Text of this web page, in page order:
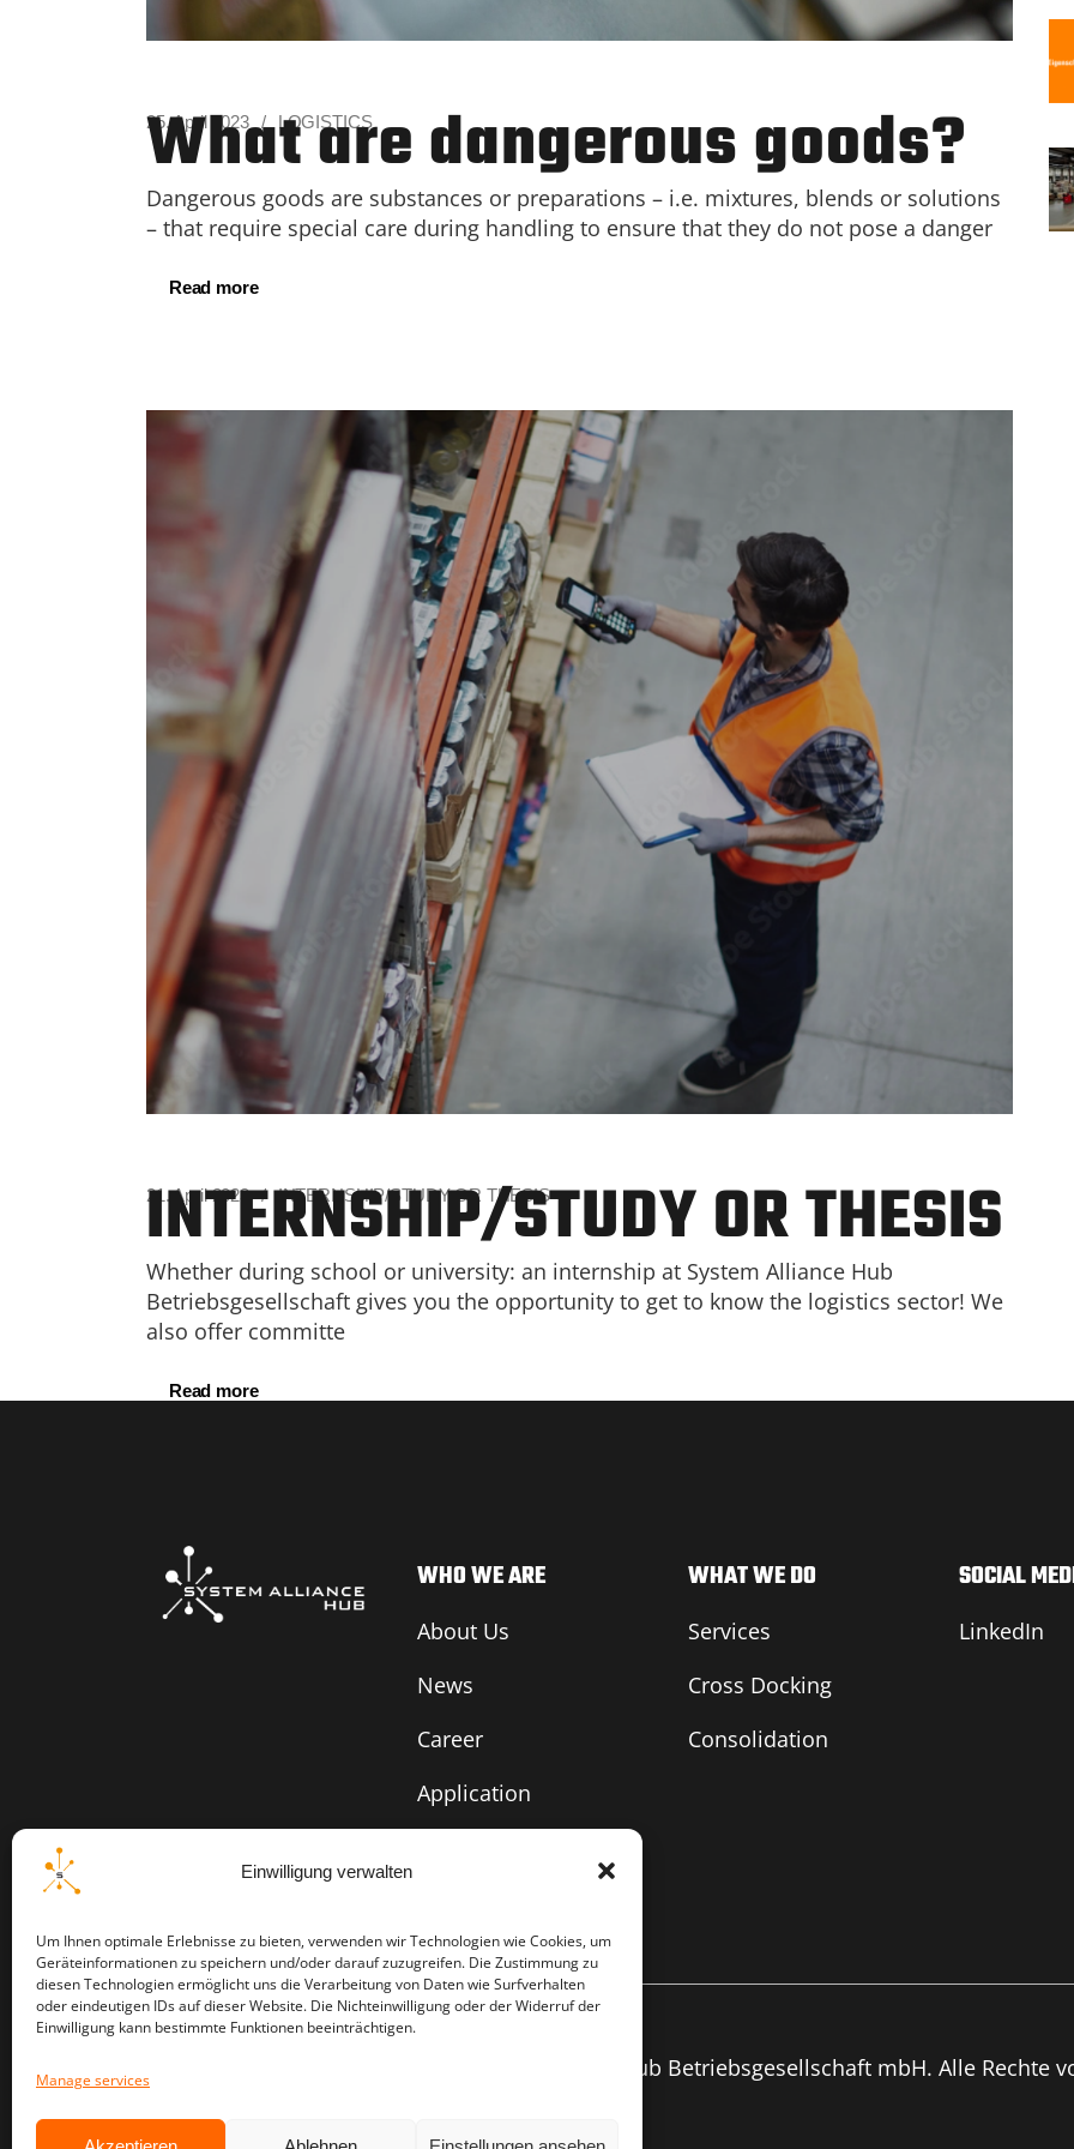
Einwilligung verwalten
Um Ihnen optimale Erlebnisse zu bieten, verwenden wir Technologien wie Cookies, um
Geräteinformationen zu speichern und/oder darauf zuzugreifen. Die Zustimmung zu
diesen Technologien ermöglicht uns die Verarbeitung von Daten wie Surfverhalten
oder eindeutigen IDs auf dieser Website. Die Nichteinwilligung oder der Widerruf der
Einwilligung kann bestimmte Funktionen beeinträchtigen.
Manage services
25. April 2023 LOGISTICS
What are dangerous goods?
Dangerous goods are substances or preparations – i.e. mixtures, blends or solutions
– that require special care during handling to ensure that they do not pose a danger
Read more
21. April 2023 INTERNSHIP/STUDY OR THESIS
INTERNSHIP/STUDY OR THESIS
Whether during school or university: an internship at System Alliance Hub
Betriebsgesellschaft gives you the opportunity to get to know the logistics sector! We
also offer committe
Read more
WHO WE ARE
About Us
News
Career
Application
WHAT WE DO
Services
Cross Docking
Consolidation
SOCIAL
LinkedIn
Ⓒ System Alliance Hub Betriebsgesellschaft mbH. Alle Rechte